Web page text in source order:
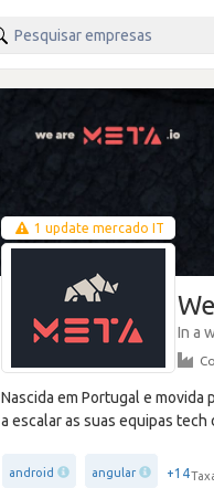
1 update mercado IT
In a
Nascida em Portugal e movida
a escalar as suas equipas
android angular +14